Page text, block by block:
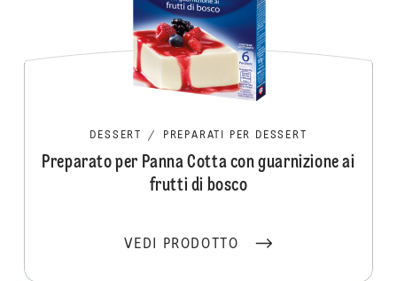
DESSERT / PREPARATI PER DESSERT
Preparato per Panna Cotta con guarnizione ai
frutti di bosco
VEDI PRODOTTO